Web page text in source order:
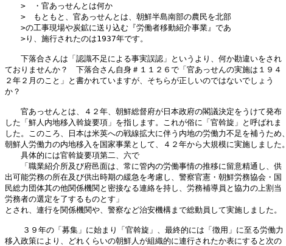
>　・官あっせんとは何か
>　もともと、官あっせんとは、朝鮮半島南部の農民を北部
>の工事現場や炭鉱に送り込む『労働者移動紹介事業』であ
>り、施行されたのは1937年です。
下落合さんは「認識不足による事実誤認」というより、何か勘違いをされ
ておりませんか？　下落合さん自身＃１１２６で「官あっせんの実施は１９４
２年２月のこと」と書かれていますが、そちらが正しいのではないでしょう
か？
官あっせんとは、４２年、朝鮮総督府が日本政府の閣議決定をうけて発布
した「鮮人内地移入斡旋要項」を指します。これが俗に「官斡旋」と呼ばれま
した。このころ、日本は米英への戦線拡大に伴う内地の労働力不足を補うため、
朝鮮人労働力の内地移入を国家事業として、４２年から大規模に実施しました。
具体的には官斡旋要項第二、六で
「職業紹介所及び府邑面は、常に管内の労働事情の推移に留意精通し、供
出可能労務の所在及び供出時期の緩急を考慮し、警察官憲・朝鮮労務協会・国
民総力団体其の他関係機関と密接なる連絡を持し、労務補導員と協力の上割当
労務者の選定を了するものとす」
とされ、連行を関係機関や、警察など治安機構まで総動員して実施しました。
  　３９年の「募集」に始まり「官斡旋」、最終的には「徴用」に至る労働力
移入政策により、どれくらいの朝鮮人が組織的に連行されたか表にすると次の